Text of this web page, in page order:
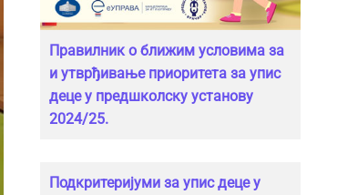
Правилник о ближим условима за
и утврђивање приоритета за упис
деце у предшколску установу
2024/25.
Подкритеријуми за упис деце у